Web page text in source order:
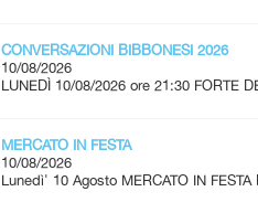
CONVERSAZIONI BIBBONESI 2026
10/08/2026
LUNEDÌ 10/08/2026 ore 21:30 FORTE
MERCATO IN FESTA
10/08/2026
Lunedì' 10 Agosto MERCATO IN FESTA